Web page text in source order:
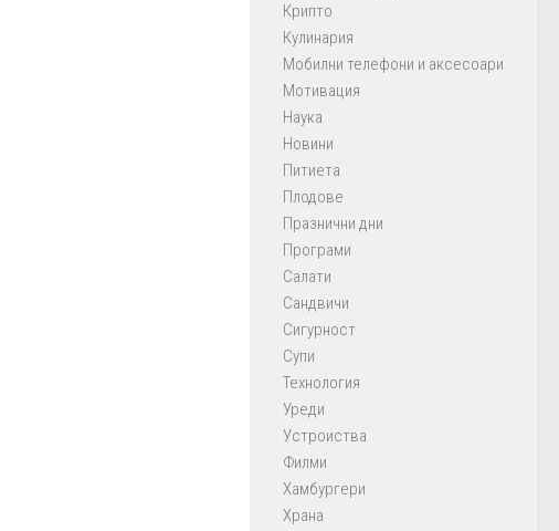
Крипто
Кулинария
Мобилни телефони и аксесоари
Мотивация
Наука
Новини
Питиета
Плодове
Празнични дни
Програми
Салати
Сандвичи
Сигурност
Супи
Технология
Уреди
Устроиства
Филми
Хамбургери
Храна